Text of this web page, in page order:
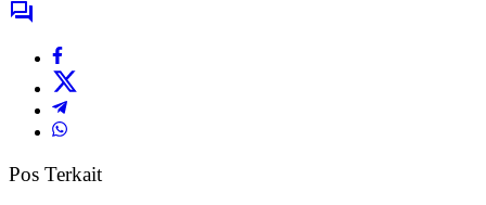
Pos Terkait